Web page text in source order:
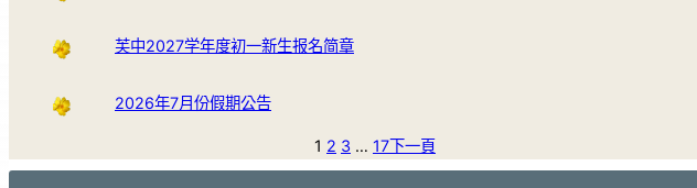
芙中2027学年度初一新生报名简章
2026年7月份假期公告
1 2 3 … 17下一頁